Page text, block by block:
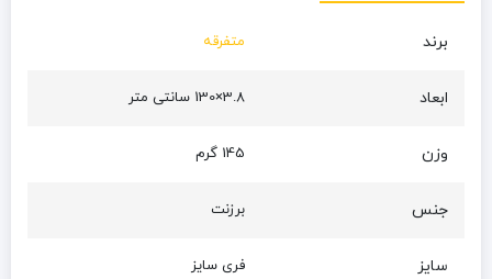
برند متفرقه
ابعاد 3.8×130 سانتی متر
وزن 145 گرم
جنس برزنت
سایز فری سایز